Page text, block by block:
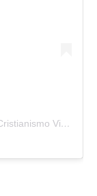
Una publicación compartida por Guilui 😉 Cristianismo Viral (@guiluiviral)